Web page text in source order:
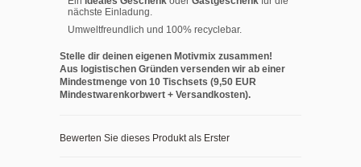
nächste Einladung.
Umweltfreundlich und 100% recyclebar.
Stelle dir deinen eigenen Motivmix zusammen!
Aus logistischen Gründen versenden wir ab einer
Mindestmenge von 10 Tischsets (9,50 EUR
Mindestwarenkorbwert + Versandkosten).
Bewerten Sie dieses Produkt als Erster